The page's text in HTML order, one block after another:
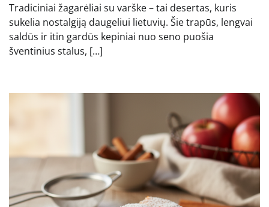
Tradiciniai žagarėliai su varške – tai desertas, kuris
sukelia nostalgiją daugeliui lietuvių. Šie trapūs, lengvai
saldūs ir itin gardūs kepiniai nuo seno puošia
šventinius stalus, […]